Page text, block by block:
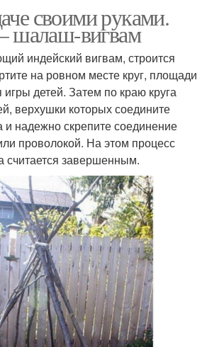
своими руками.
шалаш-вигвам
индейский вигвам, строится
на ровном месте круг, площади
игры детей. Затем по краю круга
верхушки которых соедините
и надежно скрепите соединение
проволокой. На этом процесс
считается завершенным.